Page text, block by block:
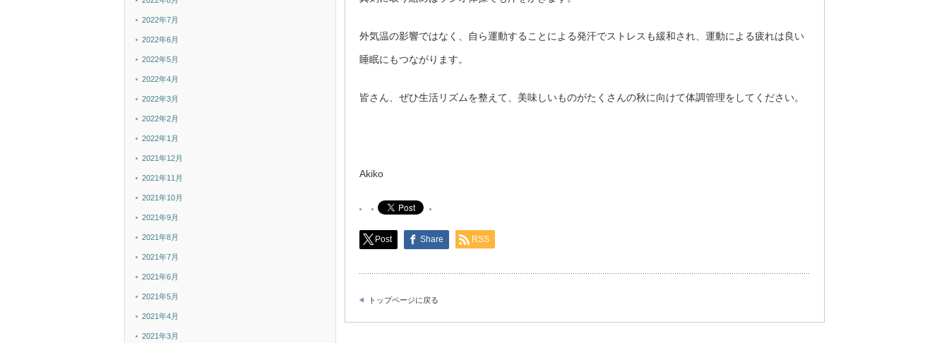
外気温の影響ではなく、自ら運動することによる発汗でストレスも緩和され、運動による疲れは良い
睡眠にもつながります。
皆さん、ぜひ生活リズムを整えて、美味しいものがたくさんの秋に向けて体調管理をしてください。
Akiko
Post Share RSS
トップページに戻る
2022年7月
2022年6月
2022年5月
2022年4月
2022年3月
2022年2月
2022年1月
2021年12月
2021年11月
2021年10月
2021年9月
2021年8月
2021年7月
2021年6月
2021年5月
2021年4月
2021年3月